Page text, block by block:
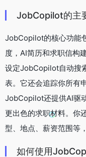
JobCopilot的主
JobCopilot的核心功能
度，AI简历和求职信构
设定JobCopilot自动搜
表。它还会追踪你所有
JobCopilot还提供AI驱
更出色的求职材料。你
型、地点、薪资范围等
如何使用